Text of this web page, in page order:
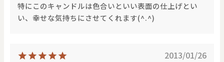
色で探す
特にこのキャンドルは色合いといい表面の仕上げとい
い、幸せな気持ちにさせてくれます(^.^)
2013/01/26